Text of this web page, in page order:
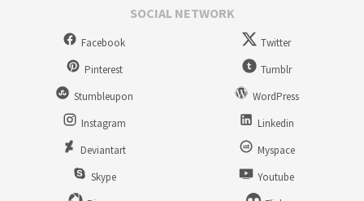
SOCIAL NETWORK
Facebook
Twitter
Pinterest
Tumblr
Stumbleupon
WordPress
Instagram
Linkedin
Deviantart
Myspace
Skype
Youtube